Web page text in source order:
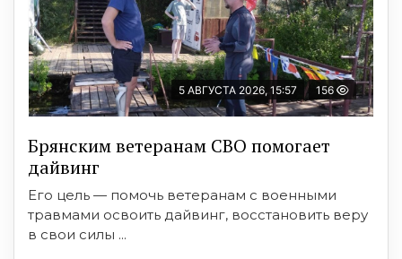
5 АВГУСТА 2026, 15:57 156
Брянским ветеранам СВО помогает
дайвинг
Его цель — помочь ветеранам с военными
травмами освоить дайвинг, восстановить веру
в свои силы ...